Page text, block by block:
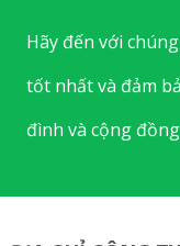
Hãy đến với
tốt nhất và đảm
đình và cộng